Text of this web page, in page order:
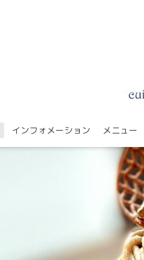
インフォメーション メニュー